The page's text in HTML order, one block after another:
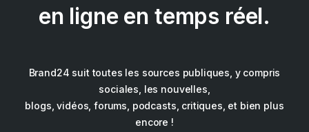
en ligne en temps réel.
Brand24 suit toutes les sources publiques, y compris
sociales, les nouvelles,
blogs, vidéos, forums, podcasts, critiques, et bien plus
encore !